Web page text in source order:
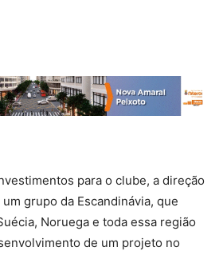
para o clube, a direção
grupo da Escandinávia, que
Noruega e toda essa região
de um projeto no